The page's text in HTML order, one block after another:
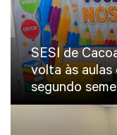
SESI de
volta às aulas
segundo